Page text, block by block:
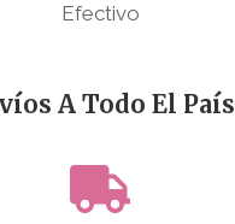
Efectivo
A Todo El País